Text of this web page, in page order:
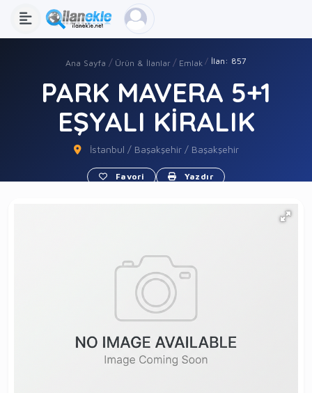
Ana Sayfa Ürün & İlanlar Emlak İlan: 857
PARK MAVERA 5+1
EŞYALI KİRALIK
İstanbul / Başakşehir / Başakşehir
Favori Yazdır